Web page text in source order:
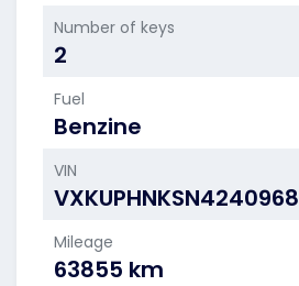
Number of keys
2
Fuel
Benzine
VIN
VXKUPHNKSN4240968
Mileage
63855 km